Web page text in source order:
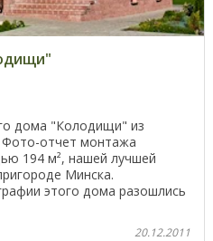
дома "Колодищи" из
отчет монтажа
194 м², нашей лучшей
Минска.
этого дома разошлись
20.12.2011